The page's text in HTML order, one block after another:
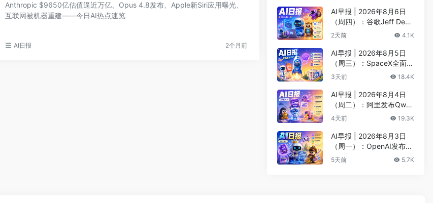
Anthropic $9650亿估值逼近万亿、Opus 4.8发布、Apple新Siri应用曝光、
互联网被机器重建——今日AI热点速览
AI日报 2个月前
萨比斯卸任CEO
AI早报 | 2026年8月6日
（周四）：谷歌Jeff Dean
创办AI科学公司、Meta发
2天前 4.1K
AI早报 | 2026年8月5日
（周三）：SpaceX全面押
注英伟达布局太空AI、四
3天前 18.4K
AI早报 | 2026年8月4日
（周二）：阿里发布Qwen
3.8-Max旗舰模型、MiniM
4天前 19.3K
AI早报 | 2026年8月3日
（周一）：OpenAI发布Pr
esence、DNA证据被曝可
5天前 5.7K